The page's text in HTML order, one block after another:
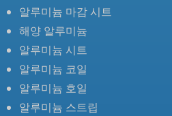
알루미늄 마감 시트
해양 알루미늄
알루미늄 시트
알루미늄 코일
알루미늄 호일
알루미늄 스트립